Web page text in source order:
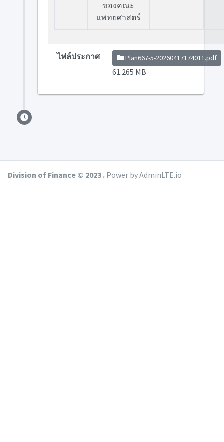
ของคณะ
แพทยศาสตร์
ไฟล์ประกาศ Plan667-5-20260417174011.pdf
61.265 MB
Division of Finance © 2023 . Power by AdminLTE.io